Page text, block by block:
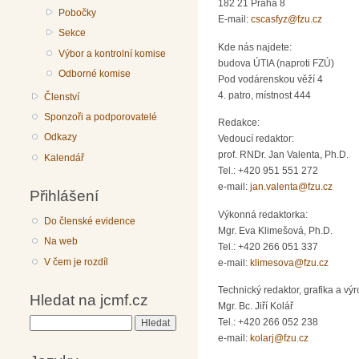
Pobočky
Sekce
Výbor a kontrolní komise
Odborné komise
Členství
Sponzoři a podporovatelé
Odkazy
Kalendář
Přihlášení
Do členské evidence
Na web
V čem je rozdíl
Hledat na jcmf.cz
182 21 Praha 8
E-mail: cscasfyz@fzu.cz
Kde nás najdete:
budova ÚTIA (naproti FZÚ)
Pod vodárenskou věží 4
4. patro, místnost 444
Redakce:
Vedoucí redaktor:
prof. RNDr. Jan Valenta, Ph.D.
Tel.: +420 951 551 272
e-mail: jan.valenta@fzu.cz
Výkonná redaktorka:
Mgr. Eva Klimešová, Ph.D.
Tel.: +420 266 051 337
e-mail: klimesova@fzu.cz
Technický redaktor, grafika a
Mgr. Bc. Jiří Kolář
Tel.: +420 266 052 238
e-mail: kolarj@fzu.cz